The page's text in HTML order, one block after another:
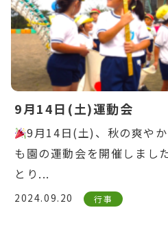
box.php
on line7
9月14日(土)運動会
9月14日(土)、秋の爽や
も園の運動会を開催しまし
とり...
2024.09.20 行事